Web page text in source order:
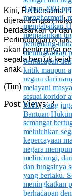
Kini, RA bersama
dijerat dengan
berdasarkan
Perlindungan
akan pentingnya
segala bentuk
anak.
(Tim)
Post Views: 3